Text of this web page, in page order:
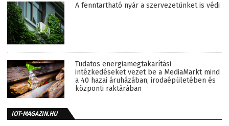
A fenntartható nyár a szervezetünket is védi
Tudatos energiamegtakarítási
intézkedéseket vezet be a MediaMarkt mind
a 40 hazai áruházában, irodaépületében és
központi raktárában
IOT-MAGAZIN.HU